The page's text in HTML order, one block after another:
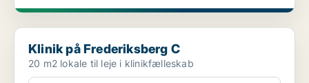
Klinik på Frederiksberg C
Klinik på Frederiksberg C
20 m2 lokale til leje i klinikfælleskab